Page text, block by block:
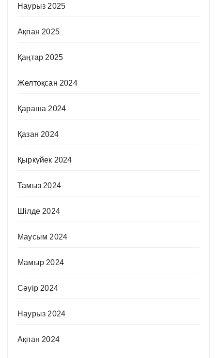
Наурыз 2025
Ақпан 2025
Қаңтар 2025
Желтоқсан 2024
Қараша 2024
Қазан 2024
Қыркүйек 2024
Тамыз 2024
Шілде 2024
Маусым 2024
Мамыр 2024
Сәуір 2024
Наурыз 2024
Ақпан 2024